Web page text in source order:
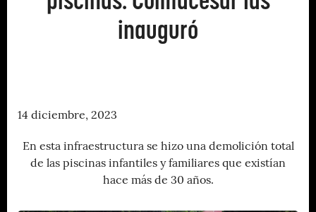
inauguró
14 diciembre, 2023
En esta infraestructura se hizo una demolición total
de las piscinas infantiles y familiares que existían
hace más de 30 años.